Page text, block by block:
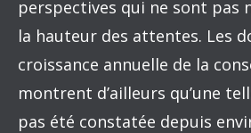
perspectives qui ne sont pas
la hauteur des attentes. Les
croissance annuelle de la
montrent d’ailleurs qu’une
pas été constatée depuis